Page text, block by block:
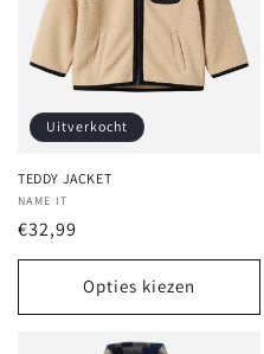
Uitverkocht
TEDDY JACKET
Verkoper:
NAME IT
Normale
prijs
€32,99
Opties kiezen